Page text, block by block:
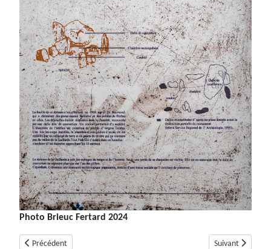
Photo Brieuc Fertard 2024
Article précédent : Dolmen de L’Agriotier, Chalcolithique
Précédent Article suivant :
Suivant